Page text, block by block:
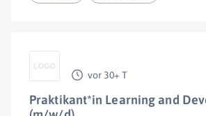
vor 30+ T
Praktikant*in Learning and